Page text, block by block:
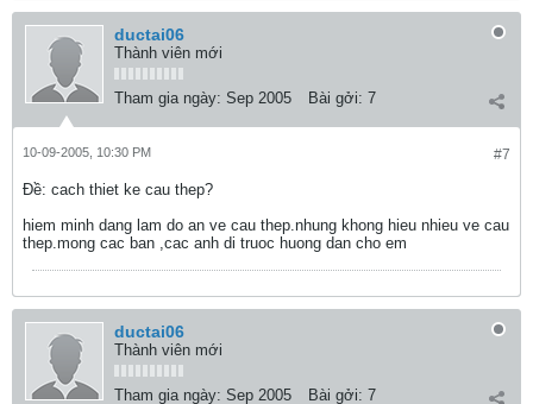
ductai06
Thành viên mới
Tham gia ngày: Sep 2005 Bài gởi: 7
#7
10-09-2005, 10:30 PM
Ðề: cach thiet ke cau thep?
hiem minh dang lam do an ve cau thep.nhung khong hieu nhieu ve cau
thep.mong cac ban ,cac anh di truoc huong dan cho em
ductai06
Thành viên mới
Tham gia ngày: Sep 2005 Bài gởi: 7